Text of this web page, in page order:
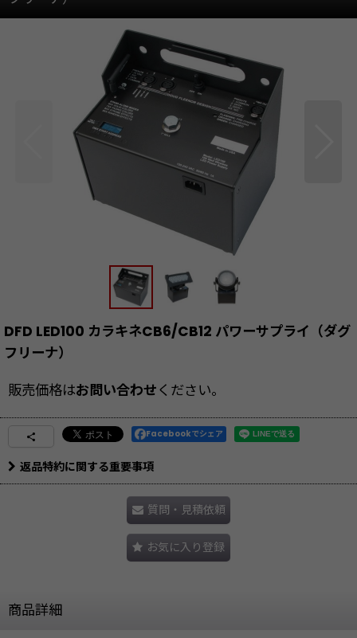
DFD LED100 カラキネCB6/CB12 パワーサプライ（ダグ
フリーナ）
販売価格はお問い合わせください。
Facebookでシェア
返品特約に関する重要事項
質問・見積依頼
お気に入り登録
商品詳細